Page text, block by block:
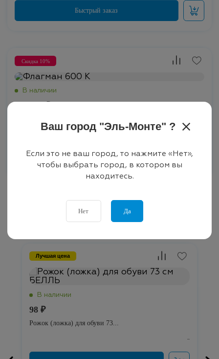
Скидка 10%
283 500 ₽
Рекомендуемые товары
Лучшая цена
98 ₽
Рожок (ложка) для обуви 73...
Ваш город "Эль-Монте" ?
Если это не ваш город, то нажмите «Нет»,
чтобы выбрать город, в котором вы
находитесь.
Нет Да